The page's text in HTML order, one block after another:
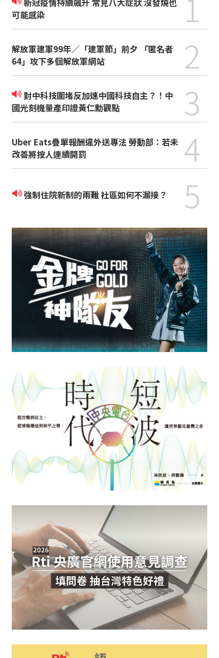
可能感染
解放軍建軍99年／「建軍節」前夕 「匿名者
64」攻下多個解放軍網站
2
對中科技圍堵反加速中國科技自主？！中
國光刻機量產印證黃仁勳觀點
3
Uber Eats疊單報酬違外送專法 勞動部：若未
改善將按人連續開罰
4
強制住院新制的兩難 社區如何不漏接？ 5